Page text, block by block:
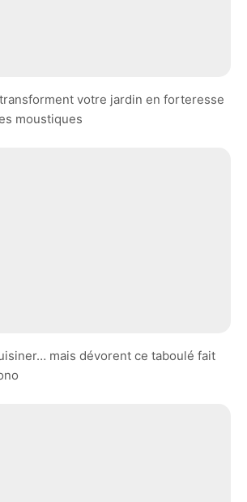
votre jardin en forteresse
moustiques
mais dévorent ce taboulé fait